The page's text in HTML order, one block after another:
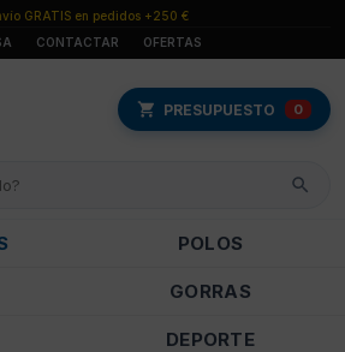
GRATIS en pedidos +250 €
CONTACTAR OFERTAS
PRESUPUESTO 0
POLOS
GORRAS
DEPORTE